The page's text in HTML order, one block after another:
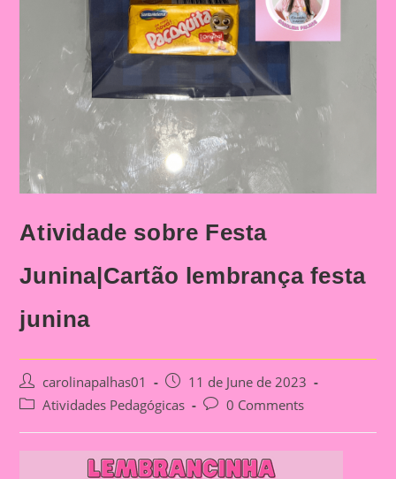
Atividade sobre Festa
Junina|Cartão lembrança festa
junina
Post
author:
carolinapalhas01
Post
published:
11 de June de 2023
PostAtividades Pedagógicas
Post0 Comments